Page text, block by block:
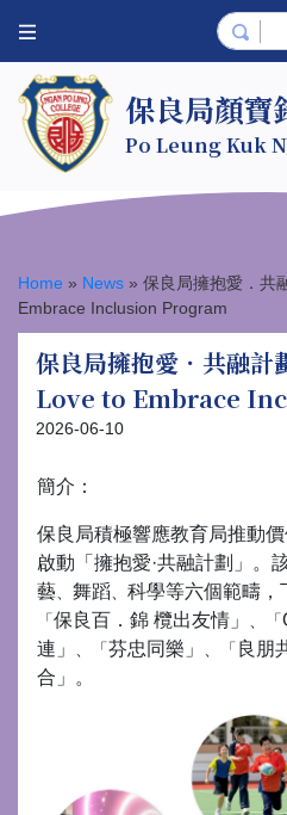
保良局顏寶
Po Leung Kuk
Home » News » 保良局擁抱愛．共
Embrace Inclusion Program
保良局擁抱愛．共融
Love to Embrace
2026-06-10
簡介：
保良局積極響應教育局推動
啟動「擁抱愛·共融計劃」。
藝
舞蹈 科學等六個範疇，
「保良百．錦 欖出友情」 、「
連」
、「芬忠同樂」 、「 良朋
合」。